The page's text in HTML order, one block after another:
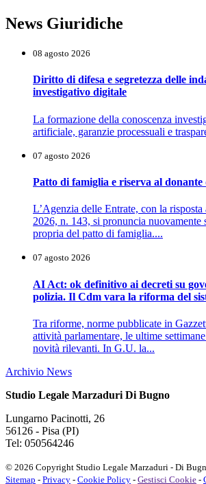
News Giuridiche
08 agosto 2026
Diritto di difesa e segretezza delle
investigativo digitale
La formazione della conoscenza
artificiale, garanzie processuali e
07 agosto 2026
Patto di famiglia e riserva al
L’Agenzia delle Entrate, con la
2026, n. 143, si pronuncia nuovamente
propria del patto di famiglia....
07 agosto 2026
AI Act: ok definitivo ai decreti su
polizia. Il Cdm vara la riforma del
Tra riforme, norme pubblicate in
attività parlamentare, le ultime
novità rilevanti. In G.U. la...
Archivio News
Studio Legale Marzaduri Di Bugno
Lungarno Pacinotti, 26
56126 - Pisa (PI)
Tel: 050564246
© 2026 Copyright Studio Legale Marzaduri - Di
Sitemap - Privacy - Cookie Policy - Gestisci Cookie -